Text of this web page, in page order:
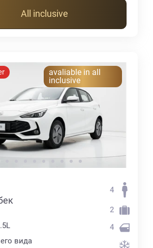
All inclusive
avaliable in all
inclusive
вида
4
2
4